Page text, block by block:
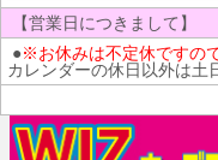
【営業日につきまして】
●※お休みは不定休ですの
カレンダーの休日以外は土